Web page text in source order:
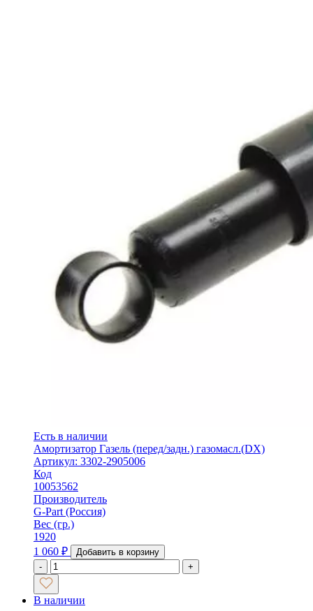
Есть в наличии
Амортизатор Газель (перед/задн.) газомасл.(DX)
Артикул: 3302-2905006
Код
10053562
Производитель
G-Part (Россия)
Вес (гр.)
1920
1 060 ₽
Добавить в корзину
-
+
В наличии